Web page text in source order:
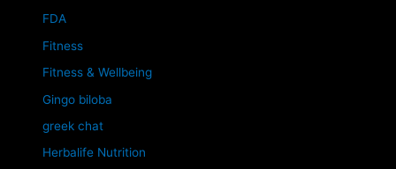
FDA
Fitness
Fitness & Wellbeing
Gingo biloba
greek chat
Herbalife Nutrition